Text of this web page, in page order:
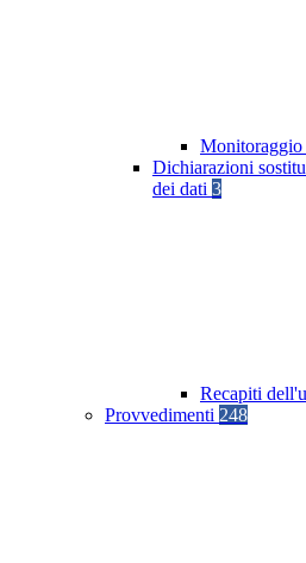
Monitoraggio
Dichiarazioni
dei dati 3
Recapiti
Provvedimenti 248